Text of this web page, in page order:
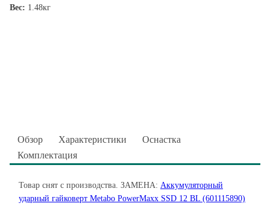
Вес: 1.48кг
Обзор Характеристики
Оснастка
Комплектация
Товар снят с производства. ЗАМЕНА: Аккумуляторный
ударный гайковерт Metabo PowerMaxx SSD 12 BL (601115890)